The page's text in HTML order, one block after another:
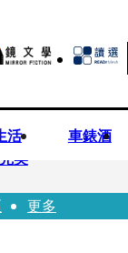
活 車錶酒
美
更多